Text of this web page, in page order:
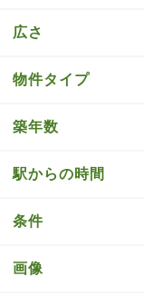
広さ
物件タイプ
築年数
駅からの時間
条件
画像